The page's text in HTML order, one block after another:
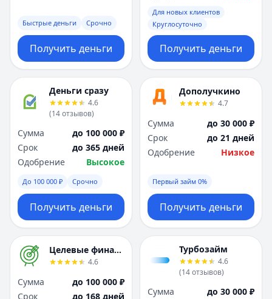
Быстрые деньги Срочно
Получить деньги
Для новых клиентов
Круглосуточно
Получить деньги
Деньги сразу
4.6
(14отзывов)
Сумма
до 100 000 ₽
Срок
до 365 дней
Одобрение
Высокое
До 100 000 ₽ Срочно
Получить деньги
Дополучкино
4.7
Сумма
до 30 000 ₽
Срок
до 21 дней
Одобрение
Низкое
Первый займ 0%
Получить деньги
Целевые финансы
4.6
Сумма
до 100 000 ₽
Срок
до 168 дней
Турбозайм
4.6
(14отзывов)
Сумма
до 30 000 ₽